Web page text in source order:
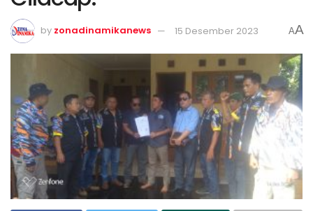
by zonadinamikanews 15 Desember 2023 AA